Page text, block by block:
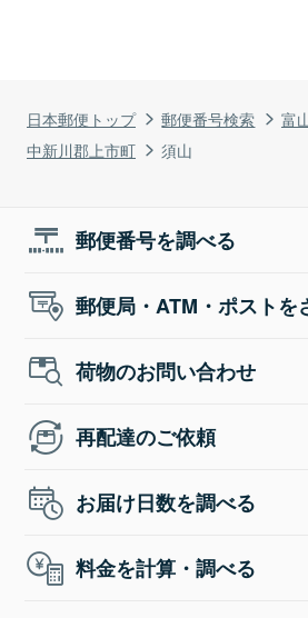
日本郵便トップ 郵便番号検索
富
中新川郡上市町
須山
郵便番号を調べる
郵便局・ATM・ポストを
荷物のお問い合わせ
再配達のご依頼
お届け日数を調べる
料金を計算・調べる